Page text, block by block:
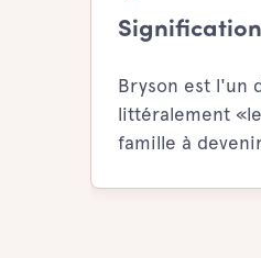
Bryson est l'un
littéralement
famille à